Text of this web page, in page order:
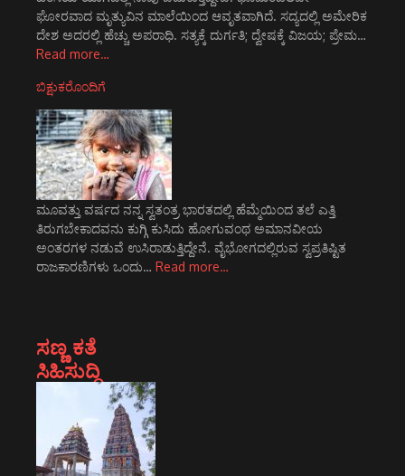
ಘೋರವಾದ ಮೃತ್ಯುವಿನ ಮಾಲೆಯಿಂದ ಆವೃತವಾಗಿದೆ. ಸದ್ಯದಲ್ಲಿ ಅಮೇರಿಕ
ದೇಶ ಅದರಲ್ಲಿ ಹೆಚ್ಚು ಅಪರಾಧಿ. ಸತ್ಯಕ್ಕೆ ದುರ್ಗತಿ; ದ್ವೇಷಕ್ಕೆ ವಿಜಯ; ಪ್ರೇಮ…
Read more…
ಬಿಕ್ಷುಕರೊಂದಿಗೆ
ಮೂವತ್ತು ವರ್ಷದ ನನ್ನ ಸ್ವತಂತ್ರ ಭಾರತದಲ್ಲಿ ಹೆಮ್ಮೆಯಿಂದ ತಲೆ ಎತ್ತಿ
ತಿರುಗಬೇಕಾದವನು ಕುಗ್ಗಿ ಕುಸಿದು ಹೋಗುವಂಥ ಅಮಾನವೀಯ
ಅಂತರಗಳ ನಡುವೆ ಉಸಿರಾಡುತ್ತಿದ್ದೇನೆ. ವೈಭೋಗದಲ್ಲಿರುವ ಸ್ವಪ್ರತಿಷ್ಟಿತ
ರಾಜಕಾರಣಿಗಳು ಒಂದು… Read more…
ಸಣ್ಣ ಕತೆ
ಸಿಹಿಸುದ್ದಿ